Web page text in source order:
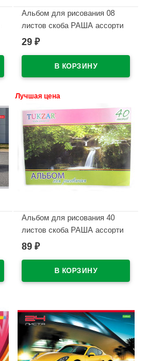
Альбом для рисования 08
листов скоба РАША ассорти
В наличии
29 ₽
Лучшая цена
Альбом для рисования 40
листов скоба РАША ассорти
В наличии
89 ₽